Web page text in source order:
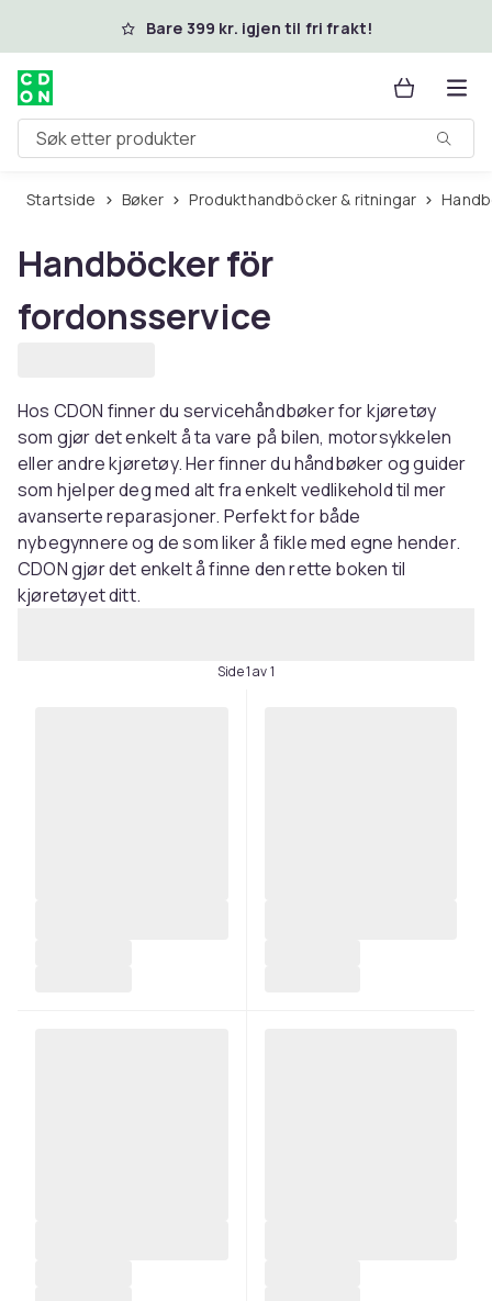
Hopp til hovedinnholdBare 399 kr. igjen til fri frakt!
Søk etter produkter
Startside Bøker Produkthandböcker & ritningar
Handböcker för
fordonsservice
Hos CDON finner du servicehåndbøker for kjøretøy
som gjør det enkelt å ta vare på bilen, motorsykkelen
eller andre kjøretøy. Her finner du håndbøker og guider
som hjelper deg med alt fra enkelt vedlikehold til mer
avanserte reparasjoner. Perfekt for både
nybegynnere og de som liker å fikle med egne hender.
CDON gjør det enkelt å finne den rette boken til
kjøretøyet ditt.
Side 1 av 1